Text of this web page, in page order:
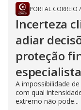
PORTAL CORREIO /
Incerteza
adiar
proteção
A impossibilidade
com qual
extremo não pode...